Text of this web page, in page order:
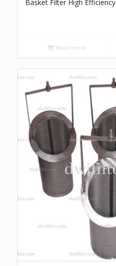
Basket Filter High Efficiency
Read more